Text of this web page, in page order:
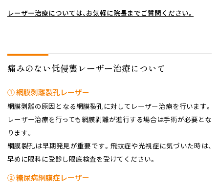
レーザー治療については、お気軽に院長までご質問ください。
痛みのない低侵襲レーザー治療について
① 網膜剥離裂孔レーザー
網膜剥離の原因となる網膜裂孔に対してレーザー治療を行います。
レーザー治療を行っても網膜剥離が進行する場合は手術が必要とな
ります。
網膜裂孔は早期発見が重要です。飛蚊症や光視症に気づいた時は、
早めに眼科に受診し眼底検査を受けてください。
② 糖尿病網膜症レーザー